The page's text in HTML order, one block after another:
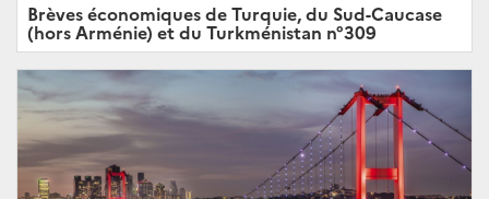
Brèves économiques de Turquie, du Sud-Caucase
(hors Arménie) et du Turkménistan n°309